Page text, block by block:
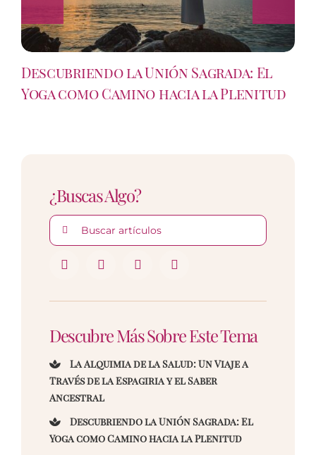
Descubriendo la Unión Sagrada: El
Yoga como Camino hacia la Plenitud
¿Buscas Algo?
Buscar:
Descubre Más Sobre Este Tema
La Alquimia de la Salud: Un Viaje a
Través de la Espagiria y el Saber
Ancestral
Descubriendo la Unión Sagrada: El
Yoga como Camino hacia la Plenitud